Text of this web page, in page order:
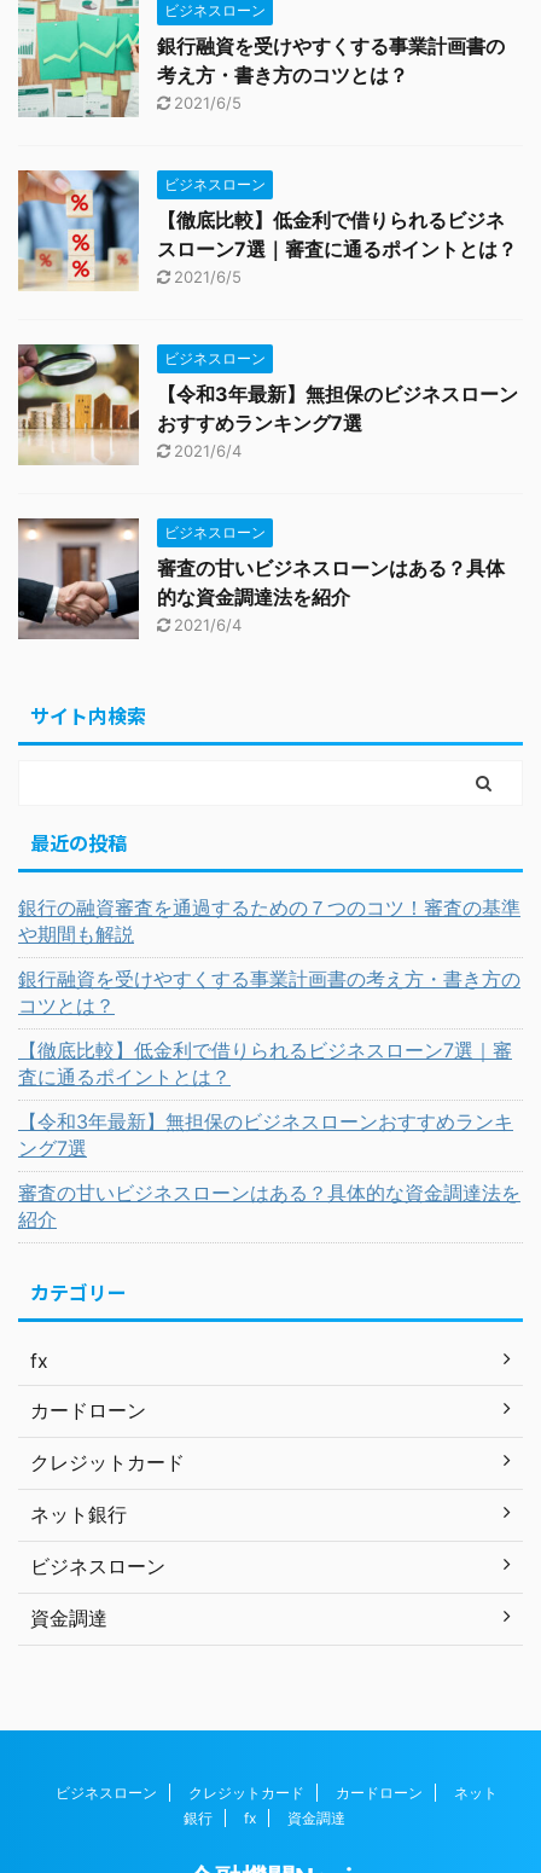
ビジネスローン
銀行融資を受けやすくする事業計画書の
考え方・書き方のコツとは？
2021/6/5
ビジネスローン
【徹底比較】低金利で借りられるビジネ
スローン7選｜審査に通るポイントとは？
2021/6/5
ビジネスローン
【令和3年最新】無担保のビジネスローン
おすすめランキング7選
2021/6/4
ビジネスローン
審査の甘いビジネスローンはある？具体
的な資金調達法を紹介
2021/6/4
サイト内検索
最近の投稿
銀行の融資審査を通過するための７つのコツ！審査の基準
や期間も解説
銀行融資を受けやすくする事業計画書の考え方・書き方の
コツとは？
【徹底比較】低金利で借りられるビジネスローン7選｜審
査に通るポイントとは？
【令和3年最新】無担保のビジネスローンおすすめランキ
ング7選
審査の甘いビジネスローンはある？具体的な資金調達法を
紹介
カテゴリー
fx
カードローン
クレジットカード
ネット銀行
ビジネスローン
資金調達
ビジネスローン クレジットカード カードローン
ネット
銀行
fx 資金調達